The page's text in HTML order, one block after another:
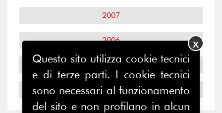
2007
2006
2005
2004
Questo sito utilizza cookie tecnici
e di terze parti. I cookie tecnici
sono necessari al funzionamento
del sito e non profilano in alcun
X